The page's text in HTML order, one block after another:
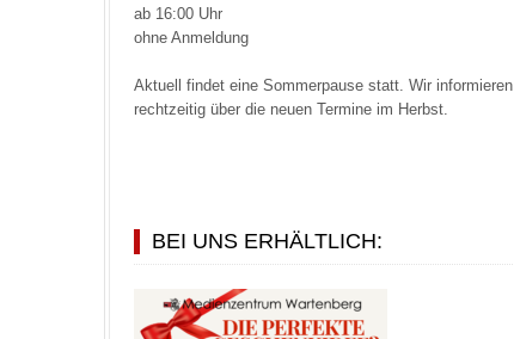
ab 16:00 Uhr
ohne Anmeldung
Aktuell findet eine Sommerpause statt. Wir informieren
rechtzeitig über die neuen Termine im Herbst.
BEI UNS ERHÄLTLICH: